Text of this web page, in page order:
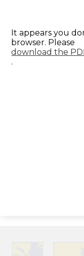
It appears you
browser. Please
download the
.